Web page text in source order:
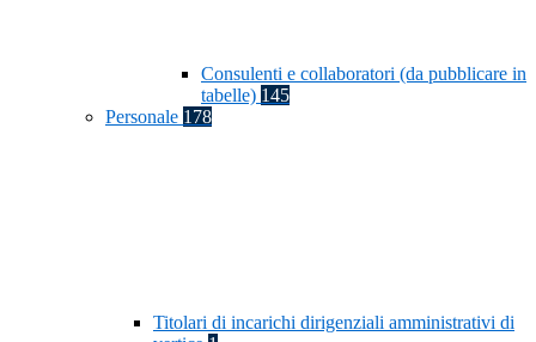
Consulenti e collaboratori (da pubblicare in
tabelle) 145
Personale 178
Titolari di incarichi dirigenziali amministrativi di